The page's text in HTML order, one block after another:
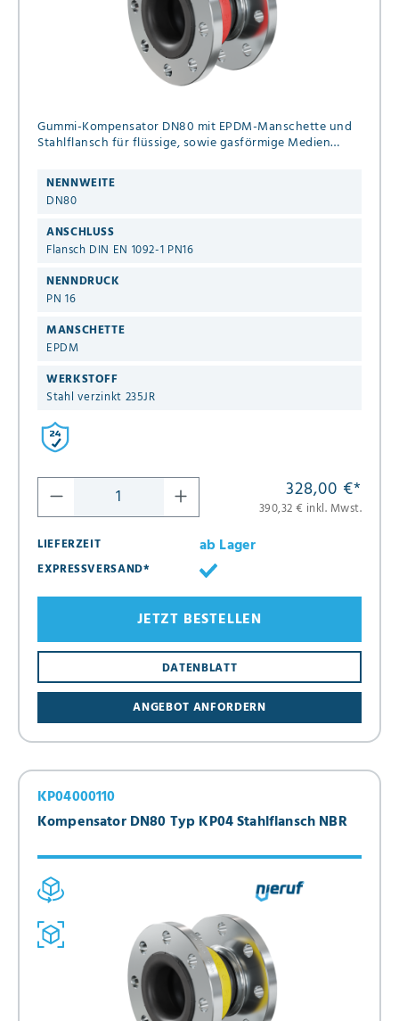
Gummi-Kompensator DN80 mit EPDM-Manschette und
Stahlflansch für flüssige, sowie gasförmige Medien
NENNWEITE
DN80
ANSCHLUSS
Flansch DIN EN 1092-1 PN16
NENNDRUCK
PN 16
MANSCHETTE
EPDM
WERKSTOFF
Stahl verzinkt 235JR
328,00 €*
390,32 € inkl. Mwst.
LIEFERZEIT
ab Lager
EXPRESSVERSAND*
ANGEBOT ANFORDERN
DATENBLATT
JETZT BESTELLEN
Kompensator DN80 Typ KP04 Stahlflansch NBR
KP04000110